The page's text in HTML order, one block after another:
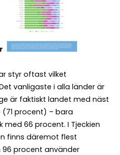
styr oftast vilket
vanligaste i alla länder är
är faktiskt landet med näst
procent) – bara
66 procent. I Tjeckien
finns däremot flest
procent använder